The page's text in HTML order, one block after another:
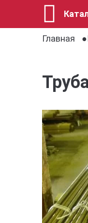
Главная